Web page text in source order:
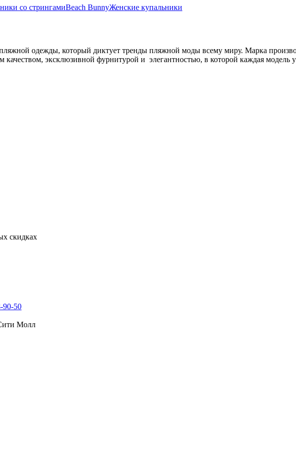
со стрингамиBeach BunnyЖенские купальники
одежды, который диктует тренды пляжной моды всему миру. Марка
качеством, эксклюзивной фурнитурой и элегантностью, в которой каждая модель
скидках
90-50
Молл